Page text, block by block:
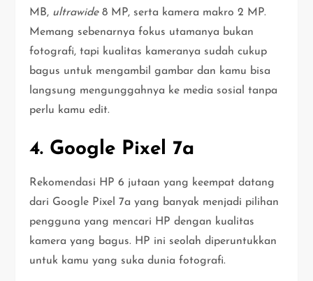
MB, ultrawide8 MP, serta kamera makro 2 MP.
Memang sebenarnya fokus utamanya bukan
fotografi, tapi kualitas kameranya sudah cukup
bagus untuk mengambil gambar dan kamu bisa
langsung mengunggahnya ke media sosial tanpa
perlu kamu edit.
4. Google Pixel 7a
Rekomendasi HP 6 jutaan yang keempat datang
dari Google Pixel 7a yang banyak menjadi pilihan
pengguna yang mencari HP dengan kualitas
kamera yang bagus. HP ini seolah diperuntukkan
untuk kamu yang suka dunia fotografi.